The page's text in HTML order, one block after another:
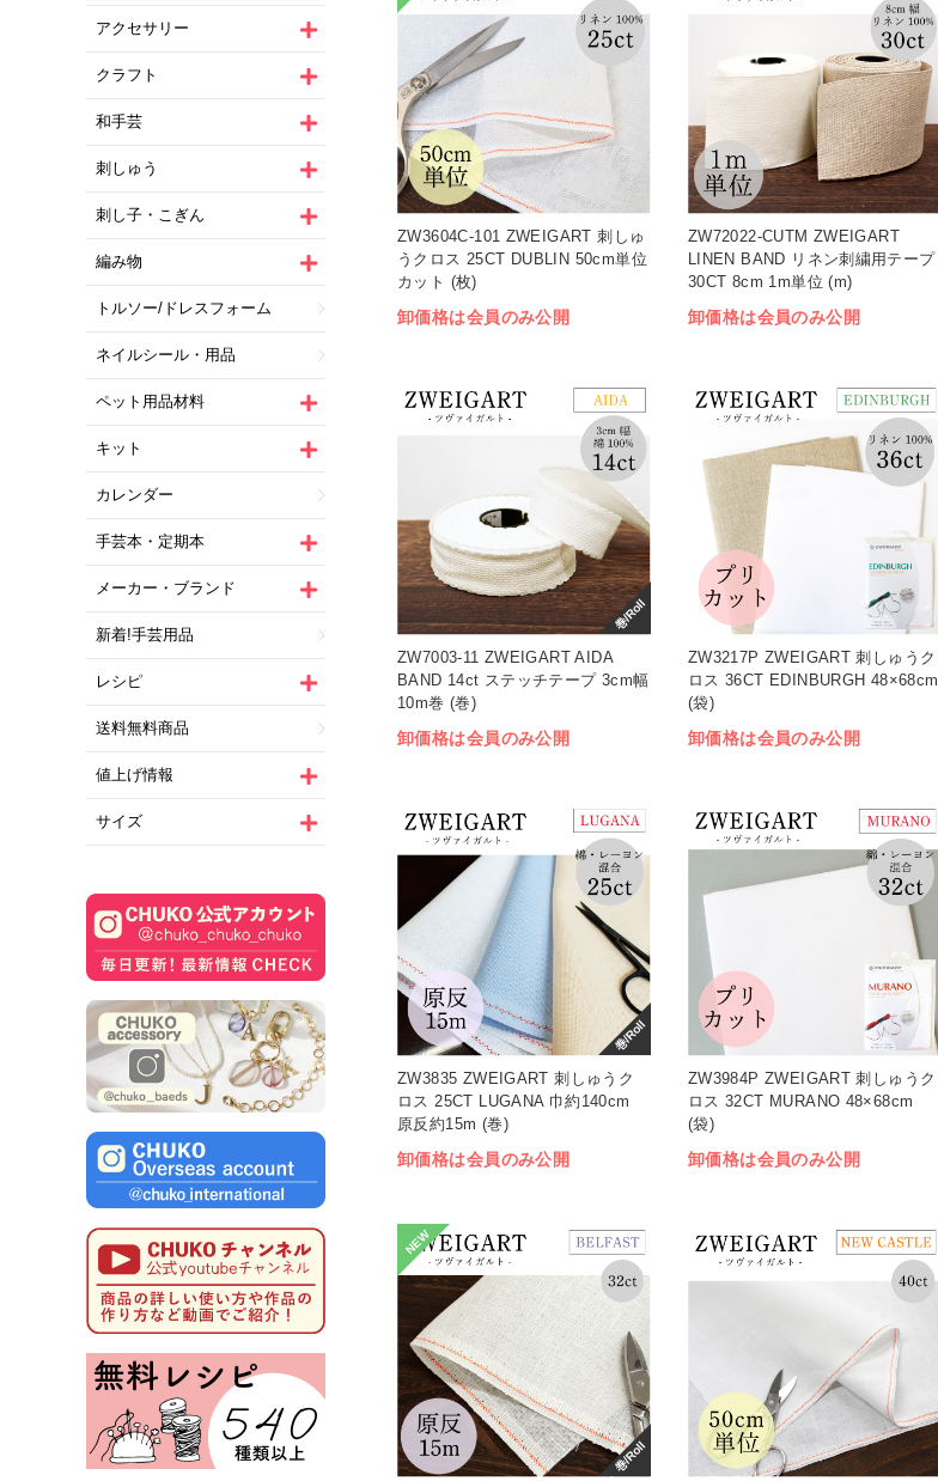
アクセサリー
クラフト
和手芸
刺しゅう
刺し子・こぎん
編み物
トルソー/ドレスフォーム
ネイルシール・用品
ペット用品材料
キット
カレンダー
手芸本・定期本
メーカー・ブランド
新着!手芸用品
レシピ
送料無料商品
値上げ情報
サイズ
ZW3604C-101 ZWEIGART 刺しゅ
うクロス 25CT DUBLIN 50cm単位
カット (枚)
卸価格は会員のみ公開
ZW72022-CUTM ZWEIGART
LINEN BAND リネン刺繍用テープ
30CT 8cm 1m単位 (m)
卸価格は会員のみ公開
巻/Roll
ZW7003-11 ZWEIGART AIDA
BAND 14ct ステッチテープ 3cm幅
10m巻 (巻)
卸価格は会員のみ公開
ZW3217P ZWEIGART 刺しゅうク
ロス 36CT EDINBURGH 48×68cm
(袋)
卸価格は会員のみ公開
巻/Roll
ZW3835 ZWEIGART 刺しゅうク
ロス 25CT LUGANA 巾約140cm
原反約15m (巻)
卸価格は会員のみ公開
ZW3984P ZWEIGART 刺しゅうク
ロス 32CT MURANO 48×68cm
(袋)
卸価格は会員のみ公開
NEW
巻/Roll